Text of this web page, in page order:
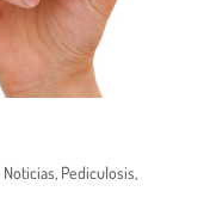
Noticias, Pediculosis,